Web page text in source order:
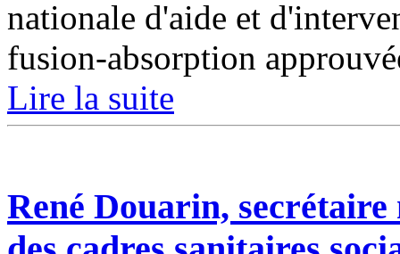
nationale d'aide et
fusion-absorption
Lire la suite
René Douarin,